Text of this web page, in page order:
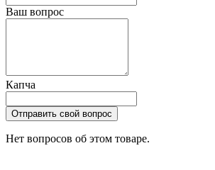
Ваш вопрос
Капча
Отправить свой вопрос
Нет вопросов об этом товаре.